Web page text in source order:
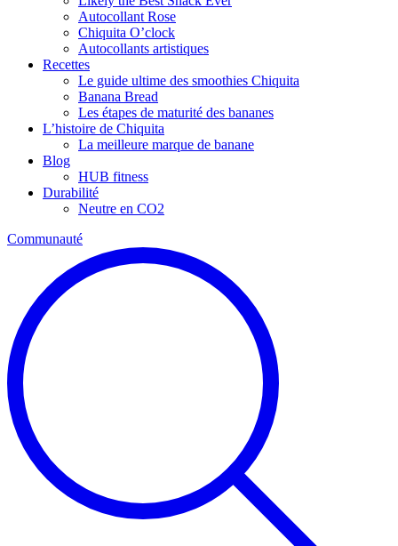
Autocollant Rose
Chiquita O’clock
Autocollants artistiques
Recettes
Le guide ultime des smoothies Chiquita
Banana Bread
Les étapes de maturité des bananes
L’histoire de Chiquita
La meilleure marque de banane
Blog
HUB fitness
Durabilité
Neutre en CO2
Communauté